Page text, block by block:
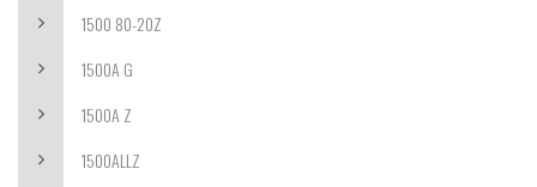
1500 80-20Z
1500A G
1500A Z
1500ALLZ